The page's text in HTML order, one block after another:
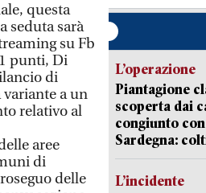
questa
seduta sarà
su Fb
punti, Di
di
a un
relativo al
aree
di
delle
L’operazione
Piantagione
scoperta dai
congiunto
Sardegna:
L’incidente